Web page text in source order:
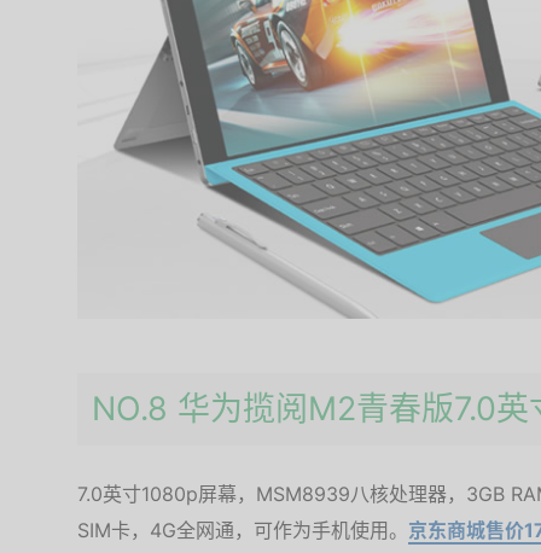
NO.8 华为揽阅M2青春版7.0英
7.0英寸1080p屏幕，MSM8939八核处理器，3GB
SIM卡，4G全网通，可作为手机使用。 京东商城售价